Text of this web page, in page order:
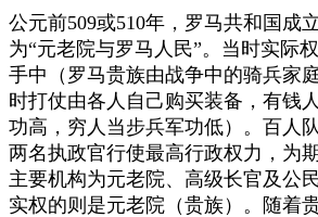
公元前509或510年，罗马共和国成
为“元老院与罗马人民”。当时实际
手中（罗马贵族由战争中的骑兵家
时打仗由各人自己购买装备，有钱
功高，穷人当步兵军功低）。百人
两名执政官行使最高行政权力，为
主要机构为元老院、高级长官及公
实权的则是元老院（贵族）。随着